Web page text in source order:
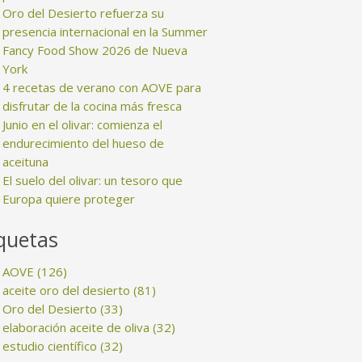
Oro del Desierto refuerza su
presencia internacional en la Summer
Fancy Food Show 2026 de Nueva
York
4 recetas de verano con AOVE para
disfrutar de la cocina más fresca
Junio en el olivar: comienza el
endurecimiento del hueso de
aceituna
El suelo del olivar: un tesoro que
Europa quiere proteger
AOVE(126)
aceite oro del desierto(81)
Oro del Desierto(33)
elaboración aceite de oliva(32)
estudio científico(32)